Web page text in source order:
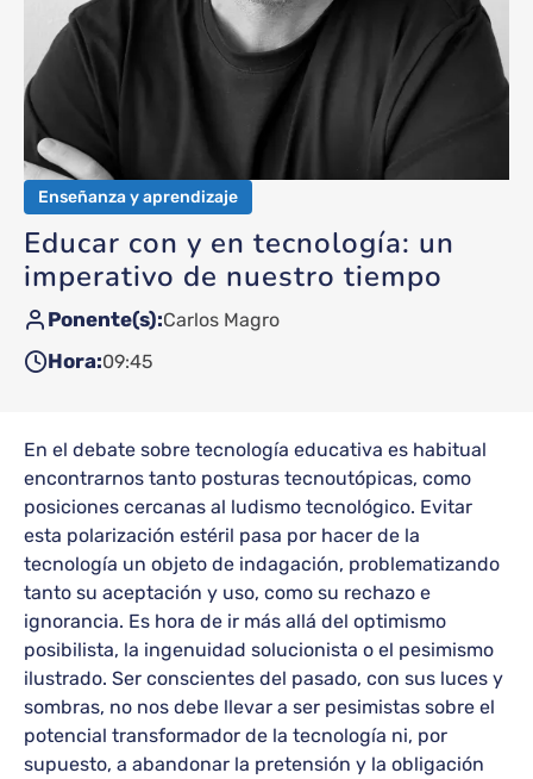
Enseñanza y aprendizaje
Educar con y en tecnología: un
imperativo de nuestro tiempo
Ponente(s) Carlos Magro
Hora 09:45
En el debate sobre tecnología educativa es habitual
encontrarnos tanto posturas tecnoutópicas, como
posiciones cercanas al ludismo tecnológico. Evitar
esta polarización estéril pasa por hacer de la
tecnología un objeto de indagación, problematizando
tanto su aceptación y uso, como su rechazo e
ignorancia. Es hora de ir más allá del optimismo
posibilista, la ingenuidad solucionista o el pesimismo
ilustrado. Ser conscientes del pasado, con sus luces y
sombras, no nos debe llevar a ser pesimistas sobre el
potencial transformador de la tecnología ni, por
supuesto, a abandonar la pretensión y la obligación